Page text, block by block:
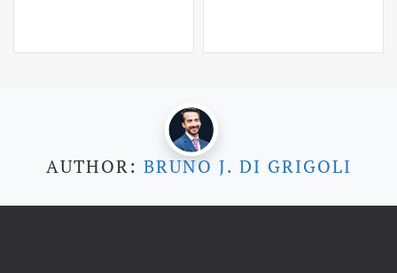
AUTHOR: BRUNO J. DI GRIGOLI